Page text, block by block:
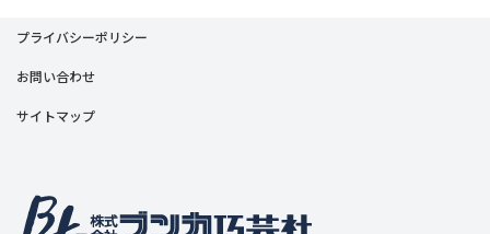
プライバシーポリシー
お問い合わせ
サイトマップ